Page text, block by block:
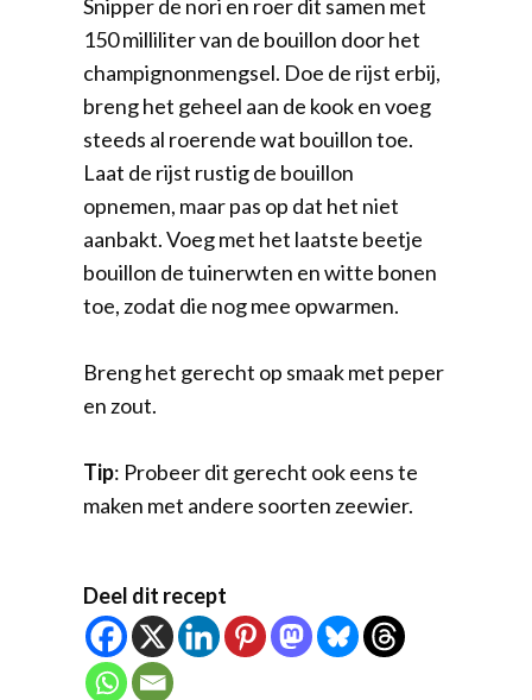
Snipper de nori en roer dit samen met
150 milliliter van de bouillon door het
champignonmengsel. Doe de rijst erbij,
breng het geheel aan de kook en voeg
steeds al roerende wat bouillon toe.
Laat de rijst rustig de bouillon
opnemen, maar pas op dat het niet
aanbakt. Voeg met het laatste beetje
bouillon de tuinerwten en witte bonen
toe, zodat die nog mee opwarmen.
Breng het gerecht op smaak met peper
en zout.
Tip: Probeer dit gerecht ook eens te
maken met andere soorten zeewier.
Deel dit recept